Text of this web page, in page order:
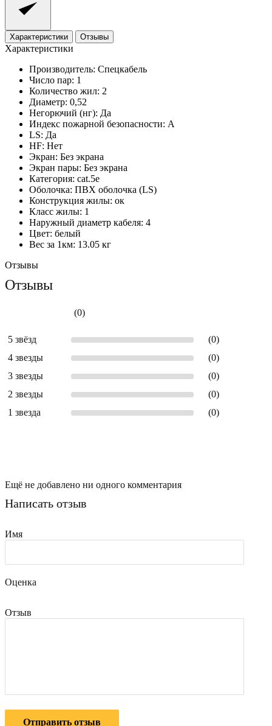
Характеристики Отзывы
Характеристики
Производитель: Спецкабель
Число пар: 1
Количество жил: 2
Диаметр: 0,52
Негорючий (нг): Да
Индекс пожарной безопасности: A
LS: Да
HF: Нет
Экран: Без экрана
Экран пары: Без экрана
Категория: cat.5e
Оболочка: ПВХ оболочка (LS)
Конструкция жилы: ок
Класс жилы: 1
Наружный диаметр кабеля: 4
Цвет: белый
Вес за 1км: 13.05 кг
Отзывы
Отзывы
(0)
5 звёзд
(0)
4 звезды
(0)
3 звезды
(0)
2 звезды
(0)
1 звезда
(0)
Ещё не добавлено ни одного комментария
Написать отзыв
Имя
Оценка
Отзыв
Отправить отзыв